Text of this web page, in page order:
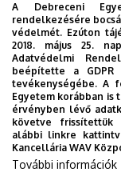
hagyományos
Időpont:2025.,
Helyszín:DEAC
Bővebb
akkor-deac-
Last update: 2025. 04.
A Debreceni
rendelkezésére
védelmét. Ezúton
2018. május 25.
Adatvédelmi
beépítette a GDPR
tevékenységébe. A
Egyetem korábban
érvényben lévő
követve frissítettük
alábbi linkre
Kancellária WAV
További információk